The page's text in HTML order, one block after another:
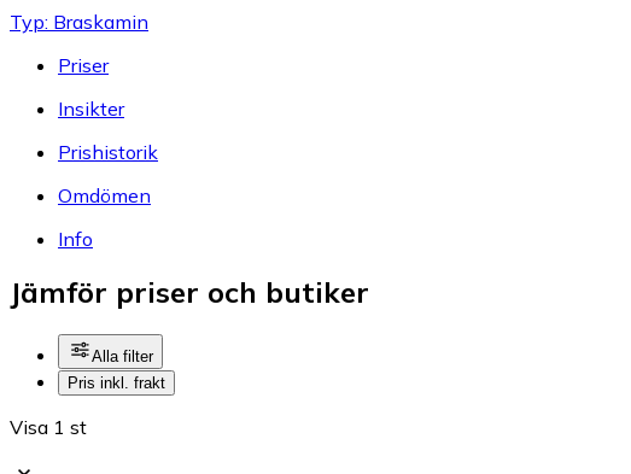
Typ: Braskamin
Priser
Insikter
Prishistorik
Omdömen
Info
Jämför priser och butiker
Alla filter
Pris inkl. frakt
Visa 1 st